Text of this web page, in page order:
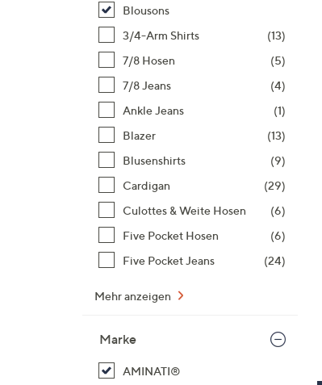
Blousons
3/4-Arm Shirts
(13)
7/8 Hosen
(5)
7/8 Jeans
(4)
Ankle Jeans
(1)
Blazer
(13)
Blusenshirts
(9)
Cardigan
(29)
Culottes & Weite Hosen
(6)
Five Pocket Hosen
(6)
Five Pocket Jeans
(24)
Mehr anzeigen
Marke
AMINATI®